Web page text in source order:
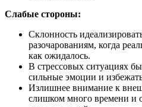
Слабые стороны:
Склонность
разочарованиям, когда
как ожидалось.
В стрессовых ситуациях
сильные эмоции и
Излишнее внимание к
слишком много времени и